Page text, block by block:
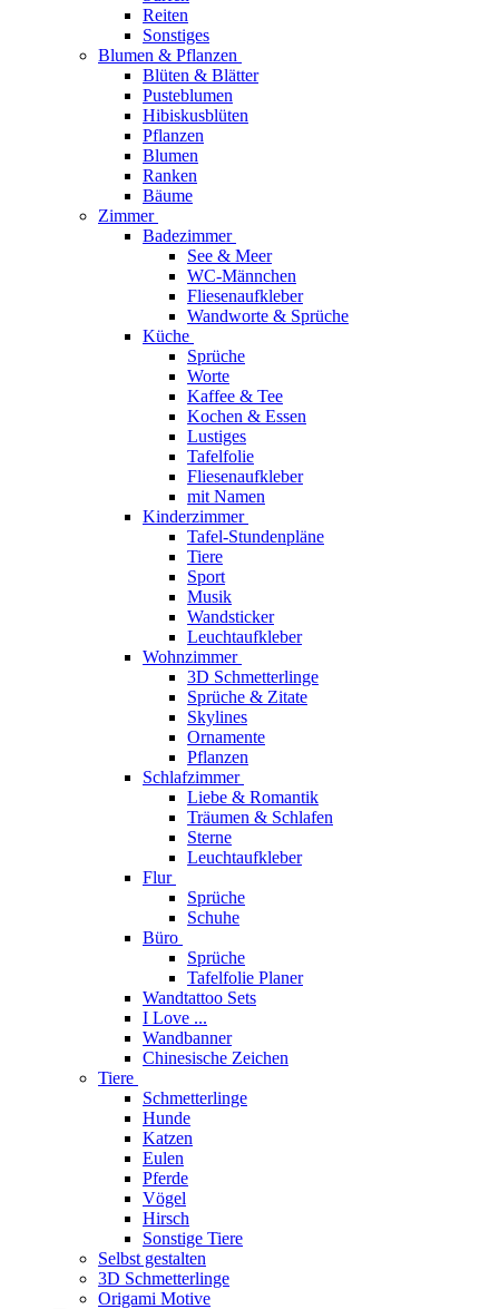
Reiten
Sonstiges
Blumen & Pflanzen
Blüten & Blätter
Pusteblumen
Hibiskusblüten
Pflanzen
Blumen
Ranken
Bäume
Zimmer
Badezimmer
See & Meer
WC-Männchen
Fliesenaufkleber
Wandworte & Sprüche
Küche
Sprüche
Worte
Kaffee & Tee
Kochen & Essen
Lustiges
Tafelfolie
Fliesenaufkleber
mit Namen
Kinderzimmer
Tafel-Stundenpläne
Tiere
Sport
Musik
Wandsticker
Leuchtaufkleber
Wohnzimmer
3D Schmetterlinge
Sprüche & Zitate
Skylines
Ornamente
Pflanzen
Schlafzimmer
Liebe & Romantik
Träumen & Schlafen
Sterne
Leuchtaufkleber
Flur
Sprüche
Schuhe
Büro
Sprüche
Tafelfolie Planer
Wandtattoo Sets
I Love ...
Wandbanner
Chinesische Zeichen
Tiere
Schmetterlinge
Hunde
Katzen
Eulen
Pferde
Vögel
Hirsch
Sonstige Tiere
Selbst gestalten
3D Schmetterlinge
Origami Motive